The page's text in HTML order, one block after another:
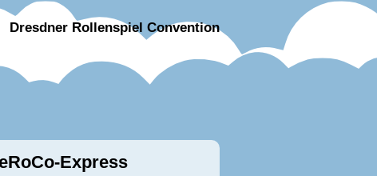
Dresdner Rollenspiel Convention
Express